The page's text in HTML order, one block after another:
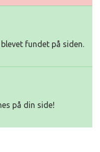
fundet på siden.
på din side!